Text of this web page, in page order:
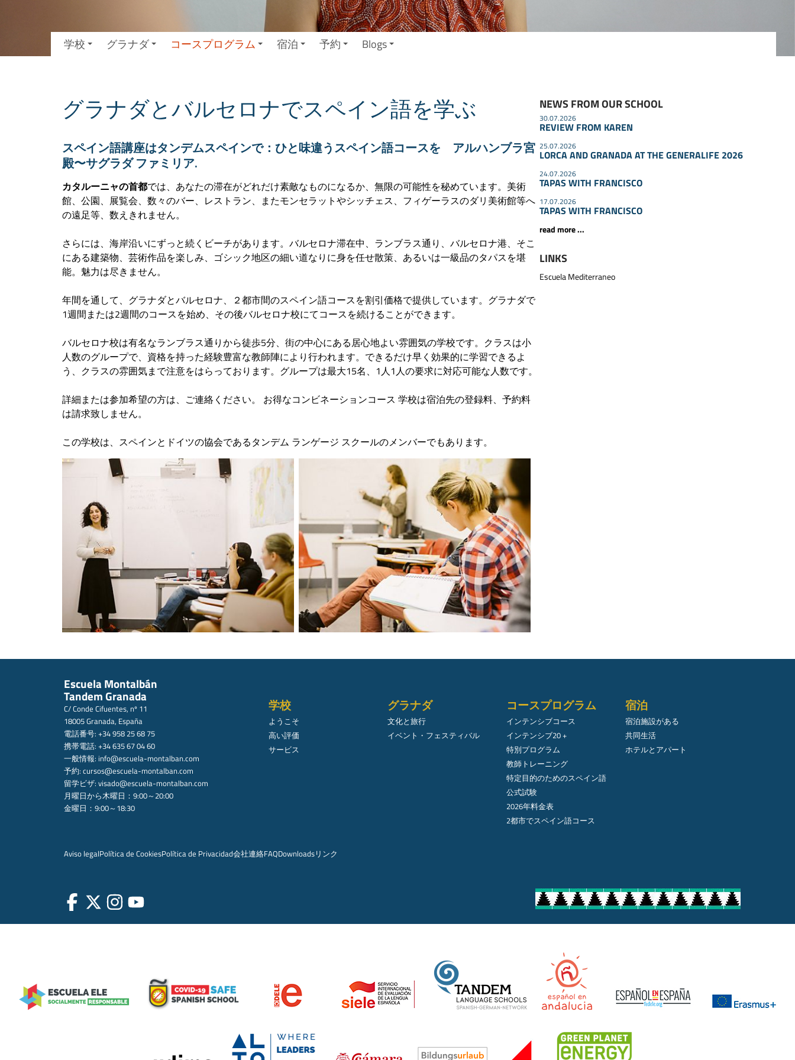
学校 グラナダ コースプログラム 宿泊 予約 Blogs
グラナダとバルセロナでスペイン語を学ぶ
スペイン語講座はタンデムスペインで：ひと味違うスペイン語コースを アルハンブラ宮
殿〜サグラダ ファミリア.
カタルーニャの首都では、あなたの滞在がどれだけ素敵なものになるか、無限の可能性を秘めています。美術
館、公園、展覧会、数々のバー、レストラン、またモンセラットやシッチェス、フィゲーラスのダリ美術館等へ
の遠足等、数えきれません。
さらには、海岸沿いにずっと続くビーチがあります。バルセロナ滞在中、ランブラス通り、バルセロナ港、そこ
にある建築物、芸術作品を楽しみ、ゴシック地区の細い道なりに身を任せ散策、あるいは一級品のタパスを堪
能。魅力は尽きません。
年間を通して、グラナダとバルセロナ、２都市間のスペイン語コースを割引価格で提供しています。グラナダで
1週間または2週間のコースを始め、その後バルセロナ校にてコースを続けることができます。
バルセロナ校は有名なランブラス通りから徒歩5分、街の中心にある居心地よい雰囲気の学校です。クラスは小
人数のグループで、資格を持った経験豊富な教師陣により行われます。できるだけ早く効果的に学習できるよ
う、クラスの雰囲気まで注意をはらっております。グループは最大15名、1人1人の要求に対応可能な人数です。
詳細または参加希望の方は、ご連絡ください。 お得なコンビネーションコース 学校は宿泊先の登録料、予約料
は請求致しません。
この学校は、スペインとドイツの協会であるタンデム ランゲージ スクールのメンバーでもあります。
NEWS FROM OUR SCHOOL
30.07.2026
REVIEW FROM KAREN
25.07.2026
LORCA AND GRANADA AT THE GENERALIFE 2026
24.07.2026
TAPAS WITH FRANCISCO
17.07.2026
TAPAS WITH FRANCISCO
read more ...
LINKS
Escuela Mediterraneo
Escuela Montalbán
Tandem Granada
C/ Conde Cifuentes, nº 11
18005 Granada, España
電話番号: +34 958 25 68 75
携帯電話: +34 635 67 04 60
一般情報: info@escuela-montalban.com
予約: cursos@escuela-montalban.com
留学ビザ: visado@escuela-montalban.com
月曜日から木曜日：9:00～20:00
金曜日：9:00～18:30
学校
ようこそ
高い評価
サービス
グラナダ
文化と旅行
イベント・フェスティバル
コースプログラム
インテンシブコース
インテンシブ20 +
特別プログラム
教師トレーニング
特定目的のためのスペイン語
公式試験
2026年料金表
2都市でスペイン語コース
宿泊
宿泊施設がある
共同生活
ホテルとアパート
Aviso legalPolítica de CookiesPolítica de Privacidad会社連絡FAQDownloadsリンク